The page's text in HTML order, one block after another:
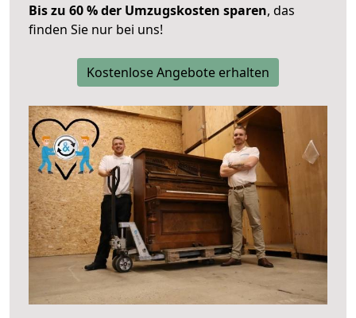
Bis zu 60 % der Umzugskosten sparen, das
finden Sie nur bei uns!
Kostenlose Angebote erhalten